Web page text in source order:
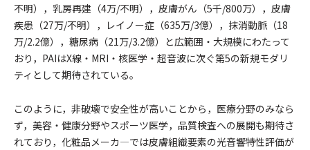
不明），乳房再建（4万/不明），皮膚がん（5千/800万），皮膚
疾患（27万/不明），レイノー症（635万/3億），抹消動脈（18
万/2.2億），糖尿病（21万/3.2億）と広範囲・大規模にわたって
おり，PAIはX線・MRI・核医学・超音波に次ぐ第5の新規モダリ
ティとして期待されている。
このように，非破壊で安全性が高いことから，医療分野のみなら
ず，美容・健康分野やスポーツ医学，品質検査への展開も期待さ
れており，化粧品メーカ―では皮膚組織要素の光音響特性評価が